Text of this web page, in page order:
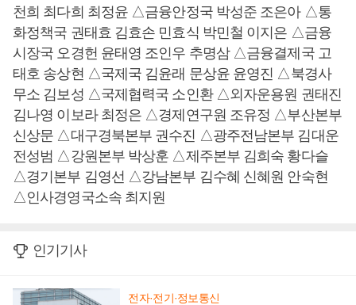
천희 최다희 최정윤 △금융안정국 박성준 조은아 △통
화정책국 권태효 김효손 민효식 박민철 이지은 △금융
시장국 오경헌 윤태영 조인우 추명삼 △금융결제국 고
태호 송상현 △국제국 김윤래 문상윤 윤영진 △북경사
무소 김보성 △국제협력국 소인환 △외자운용원 권태진
김나영 이보라 최정은 △경제연구원 조유정 △부산본부
신상문 △대구경북본부 권수진 △광주전남본부 김대운
전성범 △강원본부 박상훈 △제주본부 김희숙 황다슬
△경기본부 김영선 △강남본부 김수혜 신혜원 안숙현
△인사경영국소속 최지원
인기기사
전자·전기·정보통신